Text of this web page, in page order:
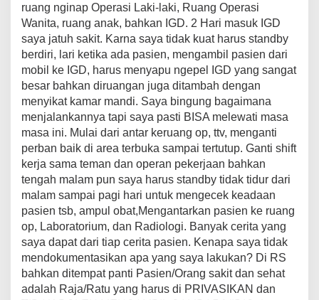
ruang nginap Operasi Laki-laki, Ruang Operasi
Wanita, ruang anak, bahkan IGD. 2 Hari masuk IGD
saya jatuh sakit. Karna saya tidak kuat harus standby
berdiri, lari ketika ada pasien, mengambil pasien dari
mobil ke IGD, harus menyapu ngepel IGD yang sangat
besar bahkan diruangan juga ditambah dengan
menyikat kamar mandi. Saya bingung bagaimana
menjalankannya tapi saya pasti BISA melewati masa
masa ini. Mulai dari antar keruang op, ttv, menganti
perban baik di area terbuka sampai tertutup. Ganti shift
kerja sama teman dan operan pekerjaan bahkan
tengah malam pun saya harus standby tidak tidur dari
malam sampai pagi hari untuk mengecek keadaan
pasien tsb, ampul obat,Mengantarkan pasien ke ruang
op, Laboratorium, dan Radiologi. Banyak cerita yang
saya dapat dari tiap cerita pasien. Kenapa saya tidak
mendokumentasikan apa yang saya lakukan? Di RS
bahkan ditempat panti Pasien/Orang sakit dan sehat
adalah Raja/Ratu yang harus di PRIVASIKAN dan